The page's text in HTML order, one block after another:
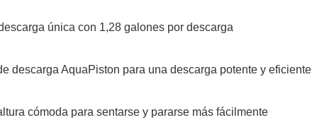
única con 1,28 galones por descarga
descarga AquaPiston para una descarga potente y eficiente
cómoda para sentarse y pararse más fácilmente